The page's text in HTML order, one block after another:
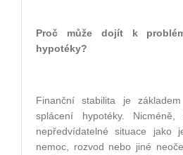
Proč může dojít k
hypotéky?
Finanční stabilita je
splácení hypotéky.
nepředvídatelné situace jako
nemoc, rozvod nebo jiné